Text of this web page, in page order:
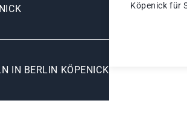
IN BERLIN KÖPENICK
Köpenick für